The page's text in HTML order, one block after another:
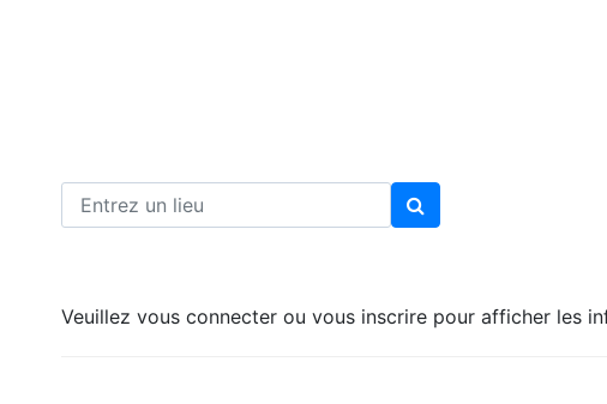
Veuillez vous connecter ou vous inscrire pour afficher les